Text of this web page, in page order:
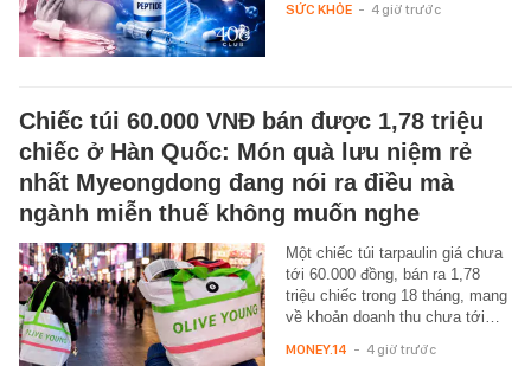
SỨC KHỎE - 4 giờ trước
Chiếc túi 60.000 VNĐ bán được 1,78 triệu
chiếc ở Hàn Quốc: Món quà lưu niệm rẻ
nhất Myeongdong đang nói ra điều mà
ngành miễn thuế không muốn nghe
Một chiếc túi tarpaulin giá chưa
tới 60.000 đồng, bán ra 1,78
triệu chiếc trong 18 tháng, mang
về khoản doanh thu chưa tới…
MONEY.14 - 4 giờ trước